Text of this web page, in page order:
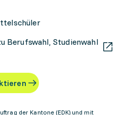
Berufswahl, Studienwahl
der Kantone (EDK) und mit